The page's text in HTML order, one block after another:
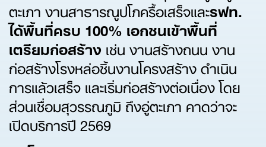
ตะเภา งานสาธารณูปโภครื้อเสร็จและรฟท.
ได้พื้นที่ครบ 100% เอกชนเข้าพื้นที่
เตรียมก่อสร้างเช่น งานสร้างถนน งาน
ก่อสร้างโรงหล่อชิ้นงานโครงสร้าง ดำเนิน
การแล้วเสร็จ และเริ่มก่อสร้างต่อเนื่อง โดย
ส่วนเชื่อมสุวรรณภูมิ ถึงอู่ตะเภา คาดว่าจะ
เปิดบริการปี 2569